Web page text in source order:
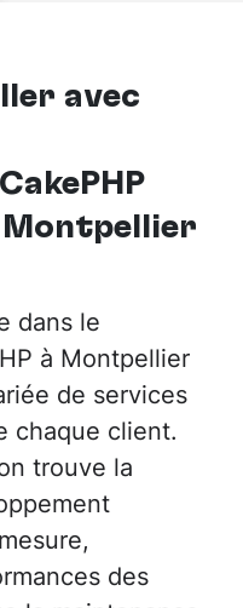
avec
Montpellier
dans le
à Montpellier
de services
chaque client.
trouve la
des